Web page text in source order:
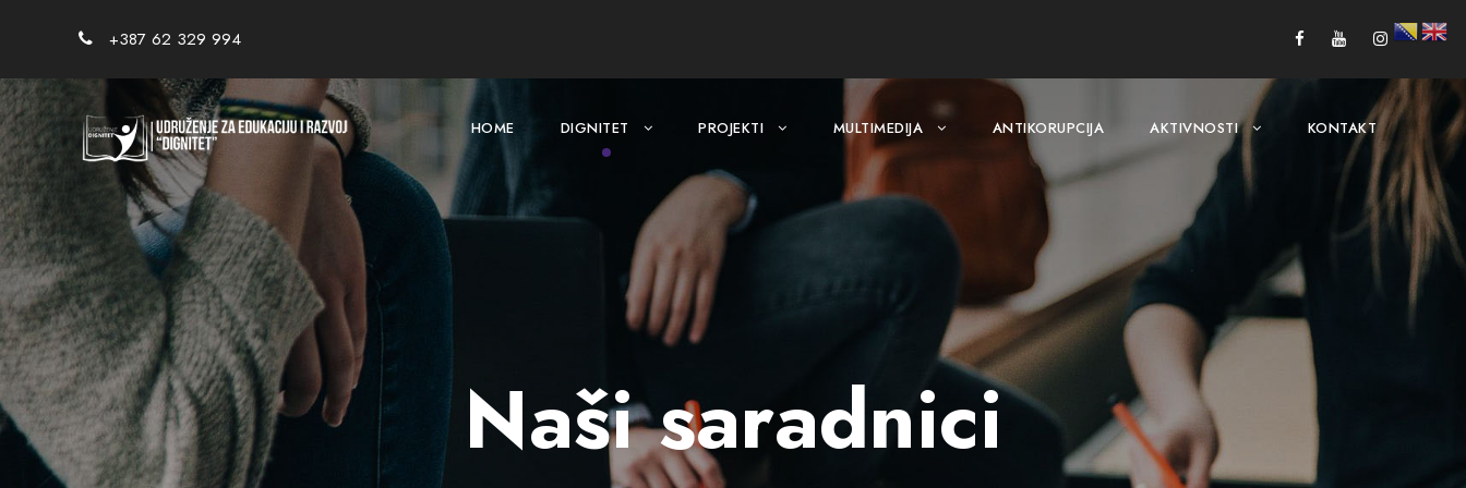
+387 62 329 994
HOME DIGNITET PROJEKTI MULTIMEDIJA ANTIKORUPCIJA AKTIVNOSTI KONTAKT
Naši saradnici